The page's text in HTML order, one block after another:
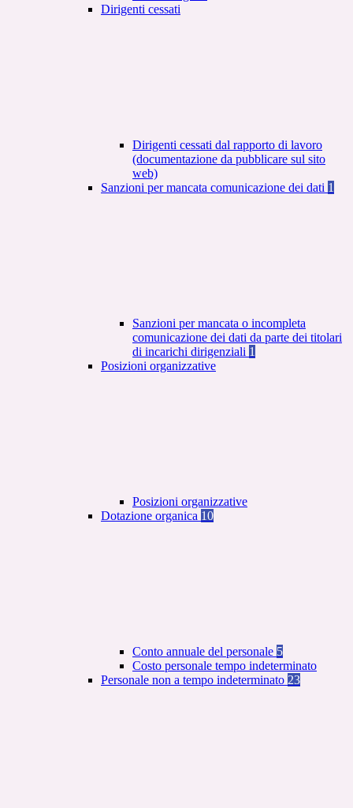
Dirigenti cessati
Dirigenti cessati dal rapporto di lavoro
(documentazione da pubblicare sul sito
web)
Sanzioni per mancata comunicazione dei dati 1
Sanzioni per mancata o incompleta
comunicazione dei dati da parte dei titolari
di incarichi dirigenziali 1
Posizioni organizzative
Posizioni organizzative
Dotazione organica 10
Conto annuale del personale 5
Costo personale tempo indeterminato
Personale non a tempo indeterminato 23